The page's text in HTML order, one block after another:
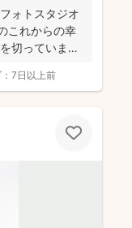
ォトスタジオ
これからの幸
切っています
7日以上前